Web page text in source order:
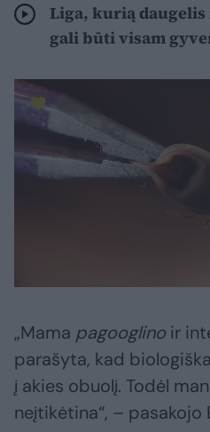
Liga, kurią
gali būti visam
„Mama pagooglino ir
parašyta, kad
į akies obuolį. Todėl
neįtikėtina“, – pasakojo